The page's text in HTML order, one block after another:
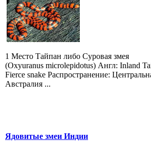
1 Место Тайпан либо Суровая змея
(Oxyuranus microlepidotus) Англ: Inland
Fierce snake Распространение:
Австралия ...
Ядовитые змеи Индии